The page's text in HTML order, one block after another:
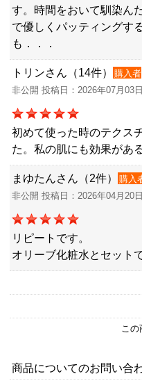
す。時間をおいて馴染ん
で優しくパッティングす
も．．．
トリンさん（14件）
購入者
非公開 投稿日：2026年07月03日
初めて使った時のテクス
た。私の肌にも効果があ
まゆたんさん（2件）
購入
非公開 投稿日：2026年04月20日
リピートです。
オリーブ化粧水とセット
こ
商品についてのお問い合